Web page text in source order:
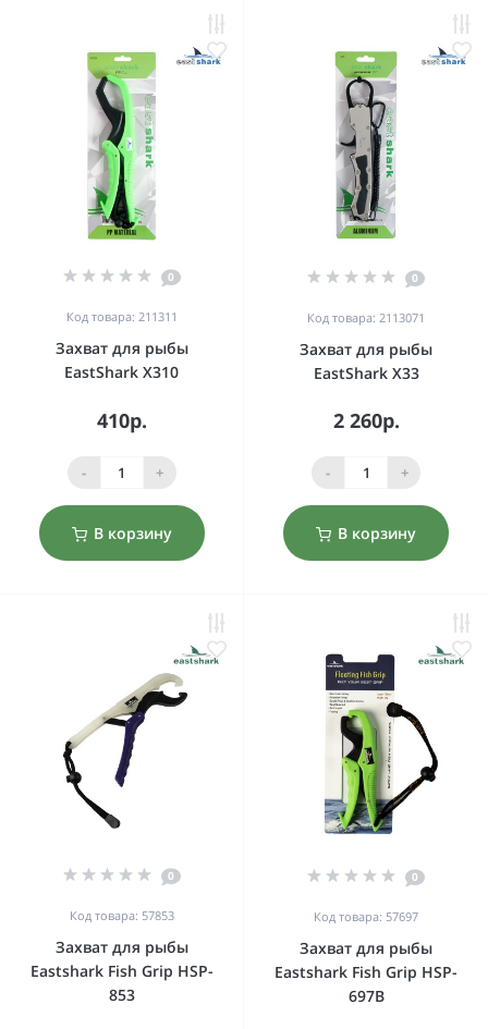
0
Код товара: 211311
Захват для рыбы
EastShark X310
410р.
- +
В корзину
0
Код товара: 2113071
Захват для рыбы
EastShark X33
2 260р.
- +
В корзину
0
Код товара: 57853
Захват для рыбы
Eastshark Fish Grip HSP-
853
0
Код товара: 57697
Захват для рыбы
Eastshark Fish Grip HSP-
697B